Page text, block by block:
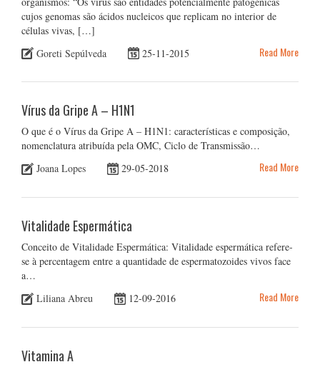
cujos genomas são ácidos nucleicos que replicam no interior de
células vivas, […]
Goreti Sepúlveda
25-11-2015 Read More
Vírus da Gripe A – H1N1
O que é o Vírus da Gripe A – H1N1: características e composição,
nomenclatura atribuída pela OMC, Ciclo de Transmissão…
Joana Lopes
29-05-2018 Read More
Vitalidade Espermática
Conceito de Vitalidade Espermática: Vitalidade espermática refere-
se à percentagem entre a quantidade de espermatozoides vivos face
a…
Liliana Abreu
12-09-2016 Read More
Vitamina A